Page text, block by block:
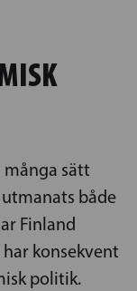
många sätt
både
Finland
konsekvent
politik.